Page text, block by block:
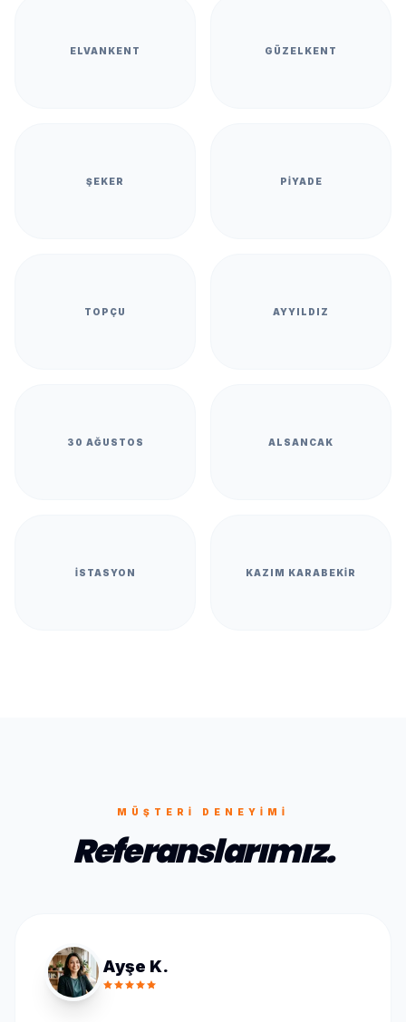
ELVANKENT GÜZELKENT
ŞEKER PIYADE
TOPÇU AYYILDIZ
30 AĞUSTOS ALSANCAK
İSTASYON KAZIM KARABEKIR
MÜŞTERI DENEYIMI
Referanslarımız.
Ayşe K.